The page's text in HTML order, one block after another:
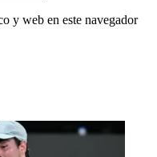
y web en este navegador